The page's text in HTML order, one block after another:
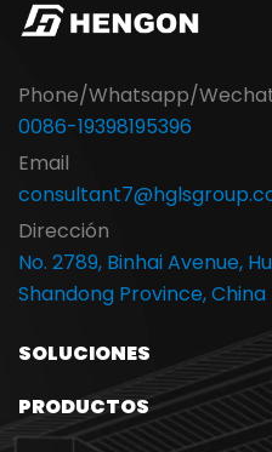
Phone/Whatsapp/
0086-19398195396
Email
Dirección
No. 2789, Binhai Avenue,
Shandong Province, China
SOLUCIONES
PRODUCTOS